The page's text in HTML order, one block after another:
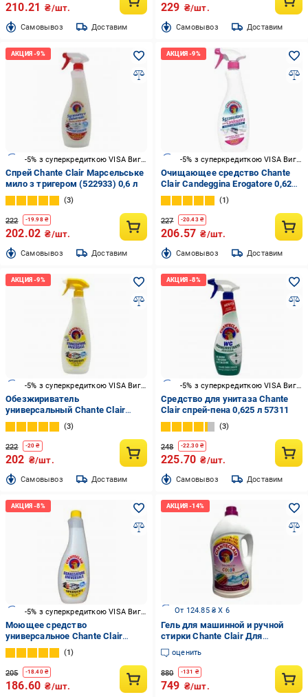
210.21 ₴/шт.
Cамовывоз Доставим
229 ₴/шт.
Cамовывоз Доставим
-5% з суперкредиткою VISA Вигода
Спрей Chante Clair Марсельське
мило з тригером (522933) 0,6 л
3
222 -19.98₴
202.02 ₴/шт.
Cамовывоз Доставим
-5% з суперкредиткою VISA Вигода
Очищающее средство Chante
Clair Candeggina Erogatore 0,625
л
1
227 -20.43₴
206.57 ₴/шт.
Cамовывоз Доставим
-5% з суперкредиткою VISA Вигода
Обезжириватель
универсальный Chante Clair
Лимон 0,6 л
3
222 -20 ₴
202 ₴/шт.
Cамовывоз Доставим
-5% з суперкредиткою VISA Вигода
Средство для унитаза Chante
Clair спрей-пена 0,625 л 57311
3
248 -22.30₴
225.70 ₴/шт.
Cамовывоз Доставим
-5% з суперкредиткою VISA Вигода
Моющее средство
универсальное Chante Clair
Лимон (запаска) 0,6 л
1
205 -18.40₴
186.60 ₴/шт.
От 124.85 ₴ X 6
Гель для машинной и ручной
стирки Chante Clair Для
цветных тканей 3,6 л
оценить
880 -131 ₴
749 ₴/шт.